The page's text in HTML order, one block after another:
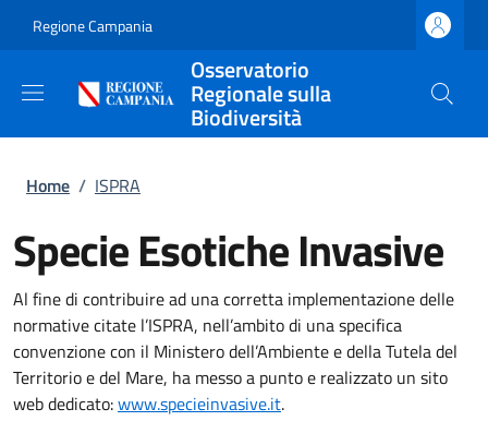
Regione Campania
Osservatorio
Regionale sulla
Biodiversità
Briciole di pane
Home / ISPRA
Specie Esotiche Invasive
Al fine di contribuire ad una corretta implementazione delle
normative citate l’ISPRA, nell’ambito di una specifica
convenzione con il Ministero dell’Ambiente e della Tutela del
Territorio e del Mare, ha messo a punto e realizzato un sito
web dedicato:www.specieinvasive.it.